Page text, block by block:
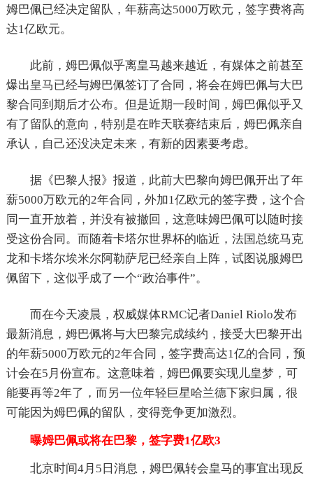
姆巴佩已经决定留队，年薪高达5000万欧元，签字费将高
达1亿欧元。
此前，姆巴佩似乎离皇马越来越近，有媒体之前甚至
爆出皇马已经与姆巴佩签订了合同，将会在姆巴佩与大巴
黎合同到期后才公布。但是近期一段时间，姆巴佩似乎又
有了留队的意向，特别是在昨天联赛结束后，姆巴佩亲自
承认，自己还没决定未来，有新的因素要考虑。
据《巴黎人报》报道，此前大巴黎向姆巴佩开出了年
薪5000万欧元的2年合同，外加1亿欧元的签字费，这个合
同一直开放着，并没有被撤回，这意味姆巴佩可以随时接
受这份合同。而随着卡塔尔世界杯的临近，法国总统马克
龙和卡塔尔埃米尔阿勒萨尼已经亲自上阵，试图说服姆巴
佩留下，这似乎成了一个“政治事件”。
而在今天凌晨，权威媒体RMC记者Daniel Riolo发布
最新消息，姆巴佩将与大巴黎完成续约，接受大巴黎开出
的年薪5000万欧元的2年合同，签字费高达1亿的合同，预
计会在5月份宣布。这意味着，姆巴佩要实现儿皇梦，可
能要再等2年了，而另一位年轻巨星哈兰德下家归属，很
可能因为姆巴佩的留队，变得竞争更加激烈。
曝姆巴佩或将在巴黎，签字费1亿欧3
北京时间4月5日消息，姆巴佩转会皇马的事宜出现反